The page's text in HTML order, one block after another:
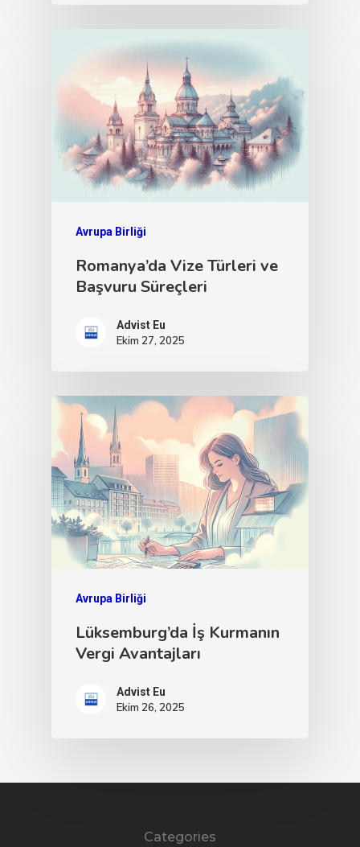
Avrupa Birliği
Romanya’da Vize Türleri ve
Başvuru Süreçleri
Advist Eu
Ekim 27, 2025
Avrupa Birliği
Lüksemburg’da İş Kurmanın
Vergi Avantajları
Advist Eu
Ekim 26, 2025
Categories